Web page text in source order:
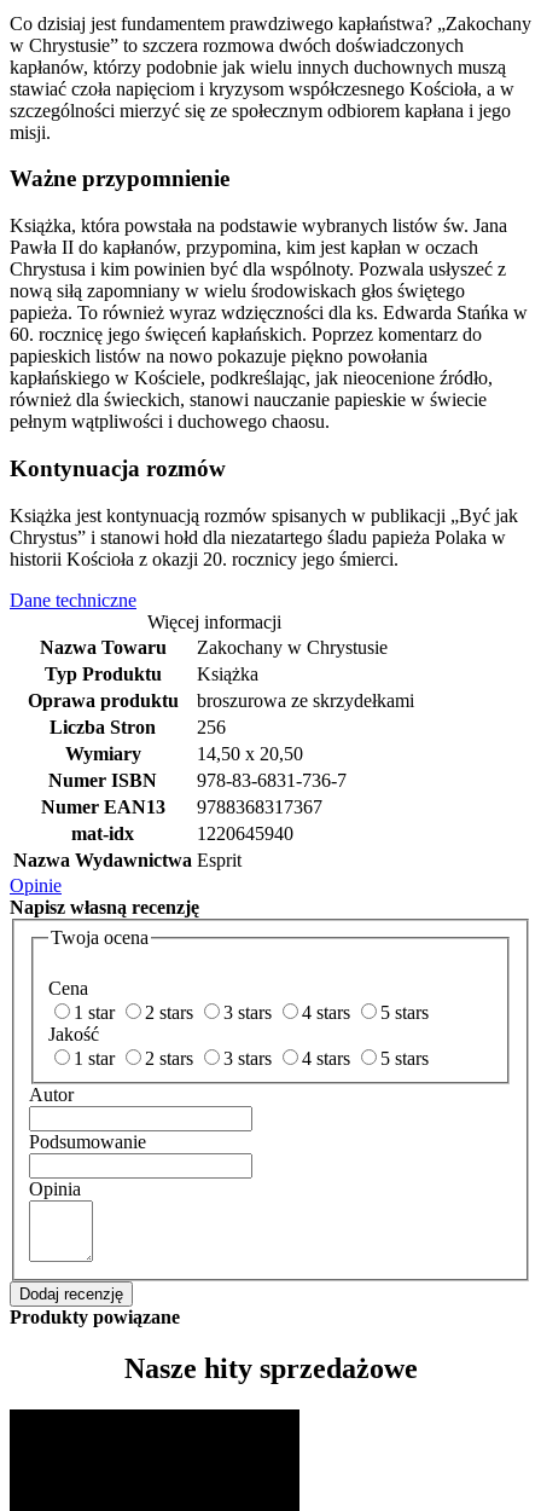
Co dzisiaj jest fundamentem prawdziwego kapłaństwa? „Zakochany
w Chrystusie” to szczera rozmowa dwóch doświadczonych
kapłanów, którzy podobnie jak wielu innych duchownych muszą
stawiać czoła napięciom i kryzysom współczesnego Kościoła, a w
szczególności mierzyć się ze społecznym odbiorem kapłana i jego
misji.
Ważne przypomnienie
Książka, która powstała na podstawie wybranych listów św. Jana
Pawła II do kapłanów, przypomina, kim jest kapłan w oczach
Chrystusa i kim powinien być dla wspólnoty. Pozwala usłyszeć z
nową siłą zapomniany w wielu środowiskach głos świętego
papieża. To również wyraz wdzięczności dla ks. Edwarda Stańka w
60. rocznicę jego święceń kapłańskich. Poprzez komentarz do
papieskich listów na nowo pokazuje piękno powołania
kapłańskiego w Kościele, podkreślając, jak nieocenione źródło,
również dla świeckich, stanowi nauczanie papieskie w świecie
pełnym wątpliwości i duchowego chaosu.
Kontynuacja rozmów
Książka jest kontynuacją rozmów spisanych w publikacji „Być jak
Chrystus” i stanowi hołd dla niezatartego śladu papieża Polaka w
historii Kościoła z okazji 20. rocznicy jego śmierci.
Dane techniczne
Więcej informacji
Nazwa Towaru
Zakochany w Chrystusie
Typ Produktu
Książka
Oprawa produktu
broszurowa ze skrzydełkami
Liczba Stron
256
Wymiary
14,50 x 20,50
Numer ISBN
978-83-6831-736-7
Numer EAN13
9788368317367
mat-idx
1220645940
Nazwa Wydawnictwa Esprit
Opinie
Napisz własną recenzję
Twoja ocena
Cena
1 star
2 stars 3 stars 4 stars
5 stars
Jakość
1 star
2 stars 3 stars 4 stars
5 stars
Autor
Podsumowanie
Opinia
Dodaj recenzję
Produkty powiązane
Nasze hity sprzedażowe